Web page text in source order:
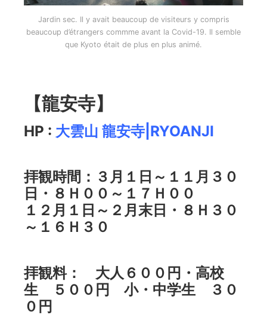
Jardin sec. Il y avait beaucoup de visiteurs y compris
beaucoup d’étrangers commme avant la Covid-19. Il semble
que Kyoto était de plus en plus animé.
【龍安寺】
HP : 大雲山 龍安寺|RYOANJI
拝観時間：３月１日～１１月３０
日・８Ｈ００～１７Ｈ００
１２月１日～２月末日・８Ｈ３０
～１６Ｈ３０
拝観料： 大人６００円・高校
生 ５００円 小・中学生 ３０
０円